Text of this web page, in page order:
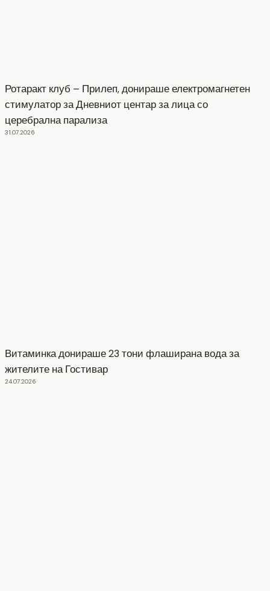
Ротаракт клуб – Прилеп, донираше електромагнетен
стимулатор за Дневниот центар за лица со
церебрална парализа
31.07.2026
Витаминка донираше 23 тони флаширана вода за
жителите на Гостивар
24.07.2026